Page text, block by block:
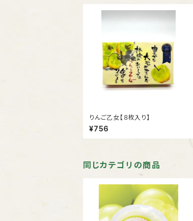
りんご乙女【８枚入り】
¥756
同じカテゴリの商品